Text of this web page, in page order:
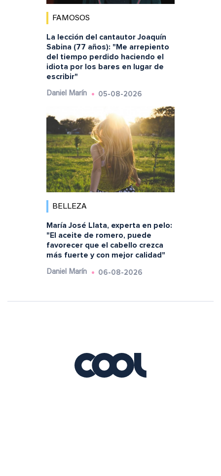
FAMOSOS
La lección del cantautor Joaquín
Sabina (77 años): "Me arrepiento
del tiempo perdido haciendo el
idiota por los bares en lugar de
escribir"
Daniel Marín 05-08-2026
BELLEZA
María José Llata, experta en pelo:
"El aceite de romero, puede
favorecer que el cabello crezca
más fuerte y con mejor calidad"
Daniel Marín 06-08-2026